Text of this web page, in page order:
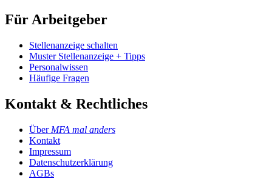
Für Arbeitgeber
Stellenanzeige schalten
Muster Stellenanzeige + Tipps
Personalwissen
Häufige Fragen
Kontakt & Rechtliches
Über MFA mal anders
Kontakt
Impressum
Datenschutzerklärung
AGBs